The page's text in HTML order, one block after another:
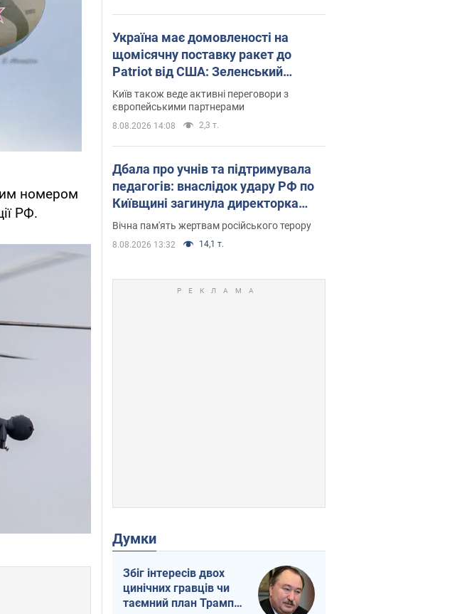
номером
РФ.
Україна має домовленості на
щомісячну поставку ракет до
Patriot від США: Зеленський
розкрив подробиці
Київ також веде активні переговори з
європейськими партнерами
8.08.2026 14:08 2,3 т.
Дбала про учнів та підтримувала
педагогів: внаслідок удару РФ по
Київщині загинула директорка
київського ліцею, її чоловік та онук
Вічна пам'ять жертвам російського терору
8.08.2026 13:32 14,1 т.
Думки
Збіг інтересів двох
цинічних гравців чи
таємний план Трампа